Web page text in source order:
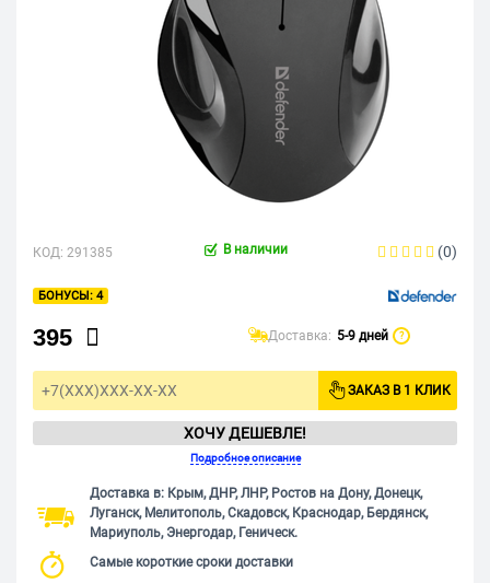
КОД: 291385 В наличии (0)
4
395 Доставка: 5-9 дней ?
ЗАКАЗ В 1 КЛИК
ХОЧУ ДЕШЕВЛЕ!
Подробное описание
Доставка в: Крым, ДНР, ЛНР, Ростов на Дону, Донецк,
Луганск, Мелитополь, Скадовск, Краснодар, Бердянск,
Мариуполь, Энергодар, Геническ.
Самые короткие сроки доставки